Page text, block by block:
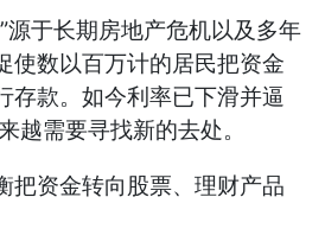
于长期房地产危机以及多年
使数以百万计的居民把资金
存款。如今利率已下滑并逼
越需要寻找新的去处。
资金转向股票、理财产品